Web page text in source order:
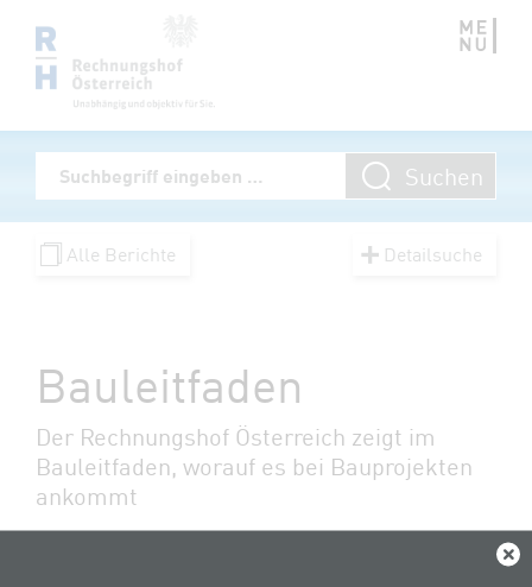
Zum Inhalt springen
Volltextsuche
Suchbegriff eingeben
Suchen
Alle Berichte Detailsuche
Bauleitfaden
Der Rechnungshof Österreich zeigt im
Bauleitfaden, worauf es bei Bauprojekten
ankommt